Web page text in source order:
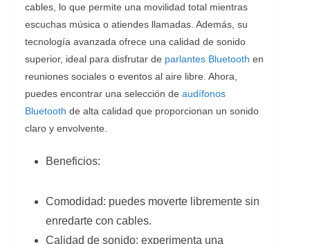
cables, lo que permite una movilidad total mientras
escuchas música o atiendes llamadas. Además, su
tecnología avanzada ofrece una calidad de sonido
superior, ideal para disfrutar de parlantes Bluetooth en
reuniones sociales o eventos al aire libre. Ahora,
puedes encontrar una selección de audífonos
Bluetooth de alta calidad que proporcionan un sonido
claro y envolvente.
Beneficios:
Comodidad: puedes moverte libremente sin
enredarte con cables.
Calidad de sonido: experimenta una